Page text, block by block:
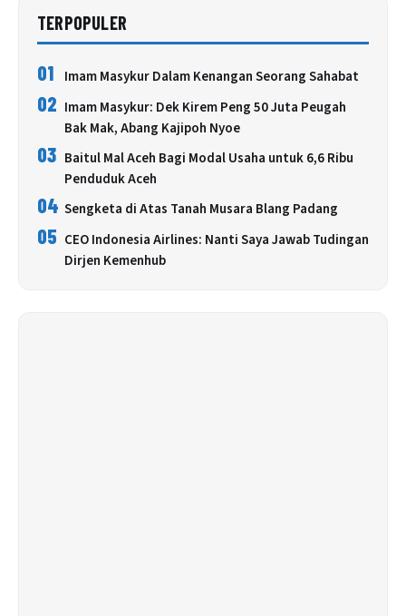
TERPOPULER
01 Imam Masykur Dalam Kenangan Seorang Sahabat
02 Imam Masykur: Dek Kirem Peng 50 Juta Peugah
Bak Mak, Abang Kajipoh Nyoe
03 Baitul Mal Aceh Bagi Modal Usaha untuk 6,6 Ribu
Penduduk Aceh
04 Sengketa di Atas Tanah Musara Blang Padang
05 CEO Indonesia Airlines: Nanti Saya Jawab Tudingan
Dirjen Kemenhub